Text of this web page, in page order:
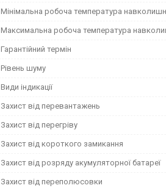
Мінімальна робоча температура
Максимальна робоча температура
Гарантійний термін
Рівень шуму
Види індикації
Захист від перевантажень
Захист від перегріву
Захист від короткого замикання
Захист від розряду акумуляторної батареї
Захист від переполюсовки